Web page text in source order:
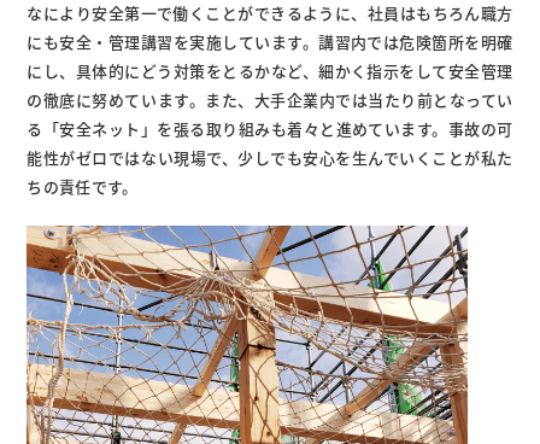
なにより安全第一で働くことができるように、社員はもちろん職方
にも安全・管理講習を実施しています。講習内では危険箇所を明確
にし、具体的にどう対策をとるかなど、細かく指示をして安全管理
の徹底に努めています。また、大手企業内では当たり前となってい
る「安全ネット」を張る取り組みも着々と進めています。事故の可
能性がゼロではない現場で、少しでも安心を生んでいくことが私た
ちの責任です。